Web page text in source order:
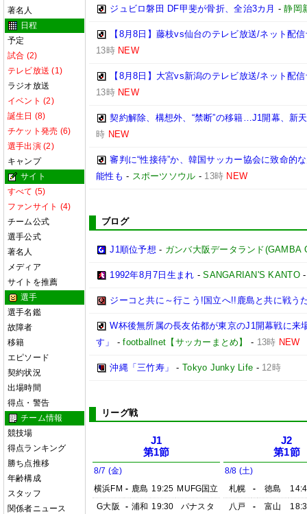
著名人
日程
予定
試合 (2)
テレビ放送 (1)
ラジオ放送
イベント (2)
誕生日 (8)
チケット発売 (6)
選手出演 (2)
キャンプ
サイト
すべて (5)
ファンサイト (4)
チーム公式
選手公式
著名人
メディア
サイトを推薦
選手
選手名鑑
故障者
移籍
エピソード
契約状況
出場時間
得点・警告
チーム情報
競技場
得点ランキング
勝ち点推移
年齢構成
スタッフ
関係者ニュース
ジュビロ磐田 DF甲斐が骨折、全治3カ月 -静岡
【8月8日】藤枝vs仙台のテレビ放送/ネット配
13時 NEW
【8月8日】大宮vs新潟のテレビ放送/ネット配
13時 NEW
契約解除、構想外、“禁断”の移籍…J1開幕、新
時 NEW
審判に“性接待”か、韓国サッカー協会に致命
能性も - スポーツソウル - 13時 NEW
ブログ
J1順位予想 - ガンバ大阪データランド(GAMBA
1992年8月7日生まれ -SANGARIAN'S KANTO
ジーコと共に～行こう!国立へ!!鹿島と共に戦う
W杯後無所属の長友佑都が東京のJ1開幕戦に来
す」
-footballnet【サッカーまとめ】 - 13時 NEW
沖縄「三竹寿」 - Tokyo Junky Life - 12時
リーグ戦
J1
第1節
8/7 (金)
横浜FM - 鹿島 19:25 MUFG国立
G大阪
- 浦和 19:30
パナスタ
J2
第1節
8/8 (土)
札幌
- 徳島
八戸
- 富山